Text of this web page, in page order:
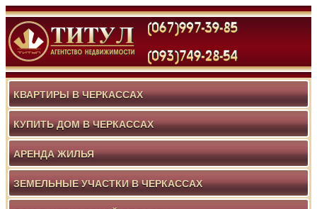
КВАРТИРЫ В ЧЕРКАССАХ
КУПИТЬ ДОМ В ЧЕРКАССАХ
АРЕНДА ЖИЛЬЯ
ЗЕМЕЛЬНЫЕ УЧАСТКИ В ЧЕРКАССАХ